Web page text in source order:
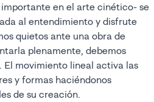
en el arte cinético- se
al entendimiento y disfrute
quietos ante una obra de
plenamente, debemos
El movimiento lineal activa las
y formas haciéndonos
de su creación.